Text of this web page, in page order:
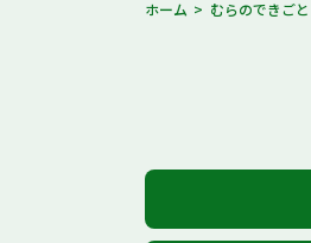
ホーム むらのできごと